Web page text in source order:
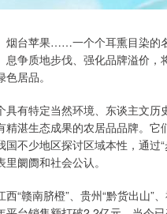
烟台苹果……一个个耳熏目染的
争质地步伐、强化品牌溢价
居品。
有特定当然环境、东谈主文
湛生态成果的农居品品牌。
不少地区探讨区域本性，通
阛阓和社会公认。
“赣南脐橙”、贵州“黔货出山”